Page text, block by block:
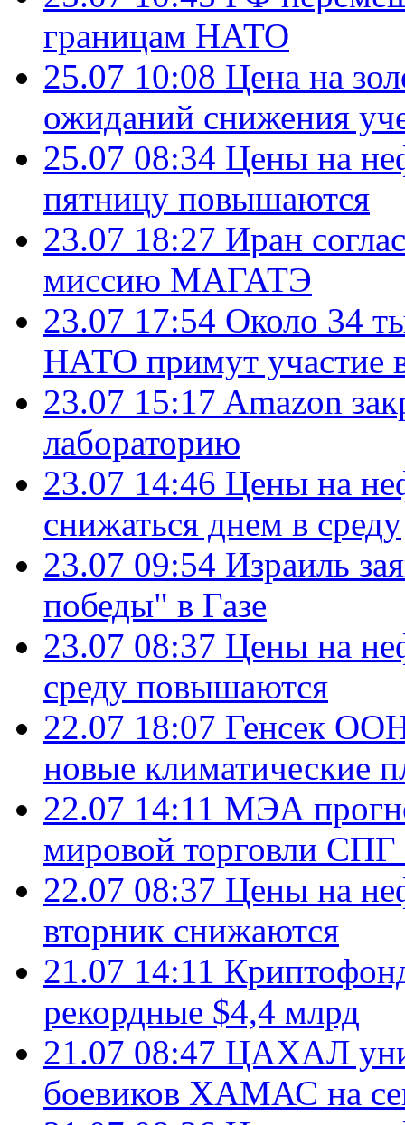
границам НАТО
25.07 10:08 Цена на
ожиданий снижения
25.07 08:34 Цены на
пятницу повышаются
23.07 18:27 Иран
миссию МАГАТЭ
23.07 17:54 Около 34
НАТО примут участие
23.07 15:17 Amazon
лабораторию
23.07 14:46 Цены на
снижаться днем в среду
23.07 09:54 Израиль
победы" в Газе
23.07 08:37 Цены на
среду повышаются
22.07 18:07 Генсек ООН
новые климатические
22.07 14:11 МЭА
мировой торговли СПГ
22.07 08:37 Цены на
вторник снижаются
21.07 14:11
рекордные $4,4 млрд
21.07 08:47 ЦАХАЛ
боевиков ХАМАС на